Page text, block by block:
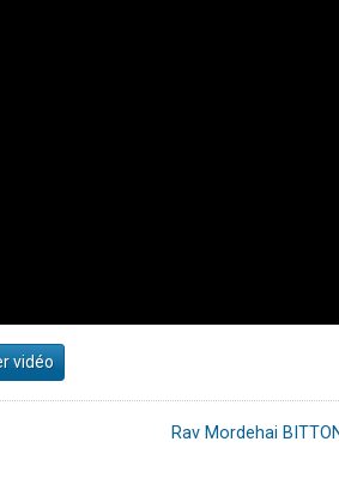
vidéo
Rav Mordehai